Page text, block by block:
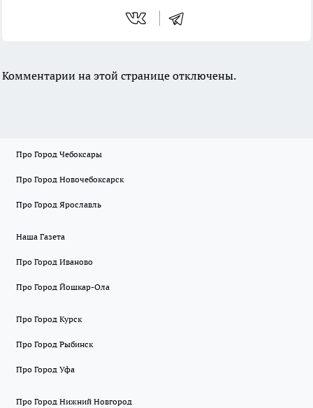
Комментарии на этой странице отключены.
Про Город Чебоксары
Про Город Новочебоксарск
Про Город Ярославль
Наша Газета
Про Город Иваново
Про Город Йошкар-Ола
Про Город Курск
Про Город Рыбинск
Про Город Уфа
Про Город Нижний Новгород